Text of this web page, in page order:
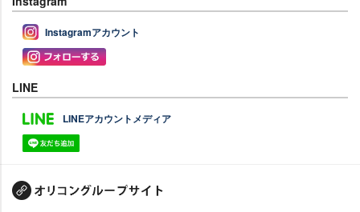
Instagramアカウント
LINE
LINEアカウントメディア